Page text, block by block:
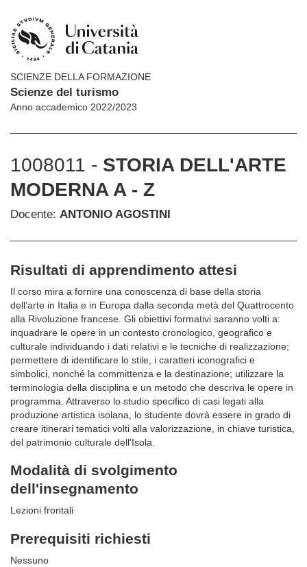
SCIENZE DELLA FORMAZIONE
Scienze del turismo
Anno accademico 2022/2023
1008011 - STORIA DELL'ARTE
MODERNA A - Z
Docente: ANTONIO AGOSTINI
Risultati di apprendimento attesi
Il corso mira a fornire una conoscenza di base della storia
dell’arte in Italia e in Europa dalla seconda metà del Quattrocento
alla Rivoluzione francese. Gli obiettivi formativi saranno volti a:
inquadrare le opere in un contesto cronologico, geografico e
culturale individuando i dati relativi e le tecniche di realizzazione;
permettere di identificare lo stile, i caratteri iconografici e
simbolici, nonché la committenza e la destinazione; utilizzare la
terminologia della disciplina e un metodo che descriva le opere in
programma. Attraverso lo studio specifico di casi legati alla
produzione artistica isolana, lo studente dovrà essere in grado di
creare itinerari tematici volti alla valorizzazione, in chiave turistica,
del patrimonio culturale dell’Isola.
Modalità di svolgimento
dell'insegnamento
Lezioni frontali
Prerequisiti richiesti
Nessuno